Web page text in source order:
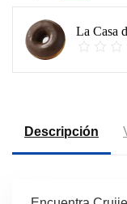
La Casa
Descripción